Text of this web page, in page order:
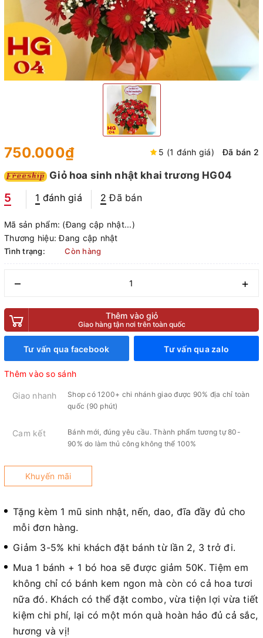
750.000₫ 5 (1 đánh giá) Đã bán 2
Giỏ hoa sinh nhật khai trương HG04
5 1 đánh giá 2 Đã bán
Mã sản phẩm: (Đang cập nhật...)
Thương hiệu: Đang cập nhật
Tình trạng: Còn hàng
– +
Thêm vào giỏ
Giao hàng tận nơi trên toàn quốc
Tư vấn qua facebook Tư vấn qua zalo
Thêm vào so sánh
Giao nhanh
Shop có 1200+ chi nhánh giao được 90% địa chỉ toàn
quốc (90 phút)
Cam kết
Bánh mới, đúng yêu cầu. Thành phẩm tương tự 80-
90% do làm thủ công không thể 100%
Khuyến mãi
Tặng kèm 1 mũ sinh nhật, nến, dao, đĩa đầy đủ cho
mỗi đơn hàng.
Giảm 3-5% khi khách đặt bánh từ lần 2, 3 trở đi.
Mua 1 bánh + 1 bó hoa sẽ được giảm 50K. Tiệm em
không chỉ có bánh kem ngon mà còn có cả hoa tươi
nữa đó. Khách có thể đặt combo, vừa tiện lợi vừa tiết
kiệm chi phí, lại có một món quà hoàn hảo đủ cả sắc,
hương và vị!